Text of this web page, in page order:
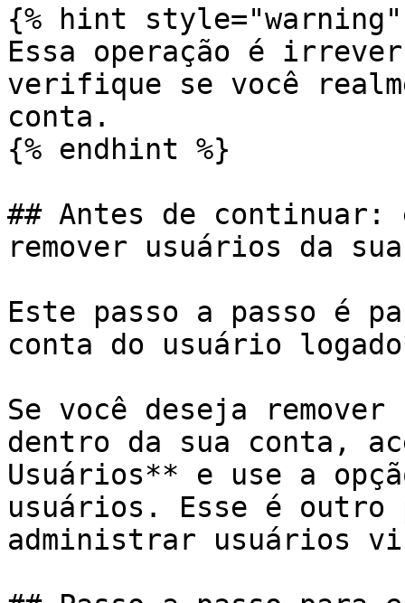
{% hint style="warning"
Essa operação é
verifique se você
conta.
{% endhint %}
## Antes de
remover usuários da
Este passo a passo é
conta do usuário
Se você deseja remover
dentro da sua conta,
Usuários** e use a
usuários. Esse é outro
administrar usuários